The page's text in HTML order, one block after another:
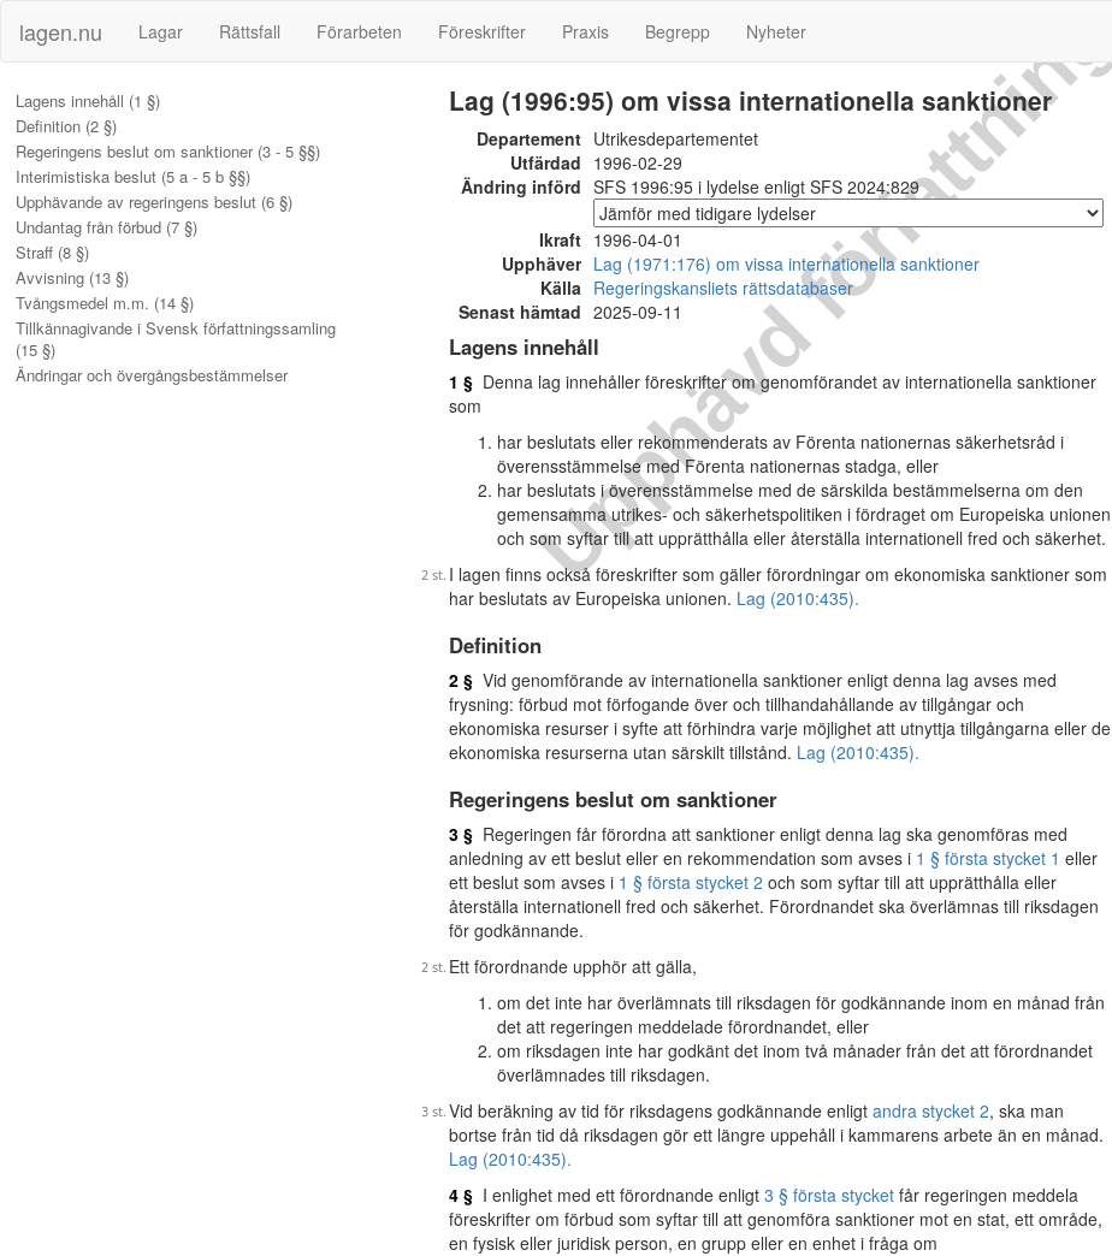
lagen.nu Lagar Rättsfall Förarbeten Föreskrifter Praxis Begrepp Nyheter
Lagens innehåll (1 §)
Definition (2 §)
Regeringens beslut om sanktioner (3 - 5 §§)
Interimistiska beslut (5 a - 5 b §§)
Upphävande av regeringens beslut (6 §)
Undantag från förbud (7 §)
Straff (8 §)
Avvisning (13 §)
Tvångsmedel m.m. (14 §)
Tillkännagivande i Svensk författningssamling
(15 §)
Ändringar och övergångsbestämmelser
Upphävd författning
Lag (1996:95) om vissa internationella sanktioner
Departement Utrikesdepartementet
Utfärdad 1996-02-29
Ändring införd SFS 1996:95 i lydelse enligt SFS 2024:829
Ikraft 1996-04-01
Upphäver Lag (1971:176) om vissa internationella sanktioner
Källa Regeringskansliets rättsdatabaser
Senast hämtad 2025-09-11
Lagens innehåll
1 § Denna lag innehåller föreskrifter om genomförandet av internationella sanktioner
som
har beslutats eller rekommenderats av Förenta nationernas säkerhetsråd i
överensstämmelse med Förenta nationernas stadga, eller
har beslutats i överensstämmelse med de särskilda bestämmelserna om den
gemensamma utrikes- och säkerhetspolitiken i fördraget om Europeiska unionen
och som syftar till att upprätthålla eller återställa internationell fred och säkerhet.
I lagen finns också föreskrifter som gäller förordningar om ekonomiska sanktioner som
har beslutats av Europeiska unionen. Lag (2010:435).
Definition
2 § Vid genomförande av internationella sanktioner enligt denna lag avses med
frysning: förbud mot förfogande över och tillhandahållande av tillgångar och
ekonomiska resurser i syfte att förhindra varje möjlighet att utnyttja tillgångarna eller de
ekonomiska resurserna utan särskilt tillstånd. Lag (2010:435).
Regeringens beslut om sanktioner
3 § Regeringen får förordna att sanktioner enligt denna lag ska genomföras med
anledning av ett beslut eller en rekommendation som avses i 1 § första stycket 1 eller
ett beslut som avses i 1 § första stycket 2 och som syftar till att upprätthålla eller
återställa internationell fred och säkerhet. Förordnandet ska överlämnas till riksdagen
för godkännande.
Ett förordnande upphör att gälla,
om det inte har överlämnats till riksdagen för godkännande inom en månad från
det att regeringen meddelade förordnandet, eller
om riksdagen inte har godkänt det inom två månader från det att förordnandet
överlämnades till riksdagen.
Vid beräkning av tid för riksdagens godkännande enligt andra stycket 2, ska man
bortse från tid då riksdagen gör ett längre uppehåll i kammarens arbete än en månad.
Lag (2010:435).
4 § I enlighet med ett förordnande enligt 3 § första stycket får regeringen meddela
föreskrifter om förbud som syftar till att genomföra sanktioner mot en stat, ett område,
en fysisk eller juridisk person, en grupp eller en enhet i fråga om